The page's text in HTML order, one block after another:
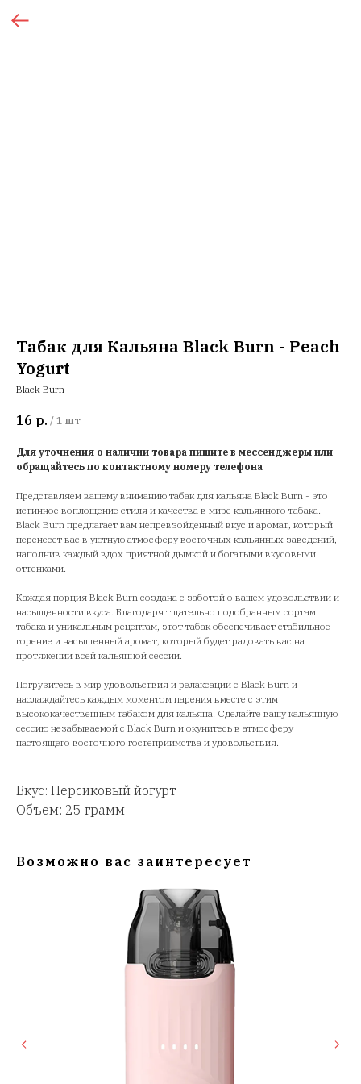
Табак для Кальяна Black Burn - Peach
Yogurt
Black Burn
16 р. /1 шт
Для уточнения о наличии товара пишите в мессенджеры или
обращайтесь по контактному номеру телефона
Представляем вашему вниманию табак для кальяна Black Burn - это
истинное воплощение стиля и качества в мире кальянного табака.
Black Burn предлагает вам непревзойденный вкус и аромат, который
перенесет вас в уютную атмосферу восточных кальянных заведений,
наполнив каждый вдох приятной дымкой и богатыми вкусовыми
оттенками.
Каждая порция Black Burn создана с заботой о вашем удовольствии и
насыщенности вкуса. Благодаря тщательно подобранным сортам
табака и уникальным рецептам, этот табак обеспечивает стабильное
горение и насыщенный аромат, который будет радовать вас на
протяжении всей кальянной сессии.
Погрузитесь в мир удовольствия и релаксации с Black Burn и
наслаждайтесь каждым моментом парения вместе с этим
высококачественным табаком для кальяна. Сделайте вашу кальянную
сессию незабываемой с Black Burn и окунитесь в атмосферу
настоящего восточного гостеприимства и удовольствия.
Вкус: Персиковый йогурт
Объем: 25 грамм
Возможно вас заинтересует